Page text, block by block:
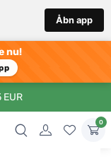
Åbn app
nu!
0